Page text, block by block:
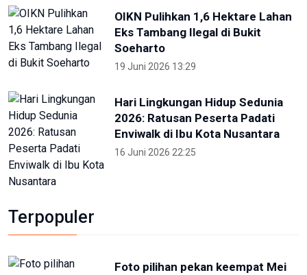
OIKN Pulihkan 1,6 Hektare Lahan
Eks Tambang Ilegal di Bukit
Soeharto
19 Juni 2026 13:29
Hari Lingkungan Hidup Sedunia
2026: Ratusan Peserta Padati
Enviwalk di Ibu Kota Nusantara
16 Juni 2026 22:25
Terpopuler
Foto pilihan pekan keempat Mei